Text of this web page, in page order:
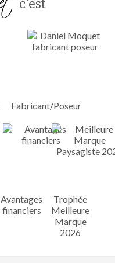
c'est
Fabricant/Poseur
Avantages
financiers
Trophée
Meilleure
Marque
2026